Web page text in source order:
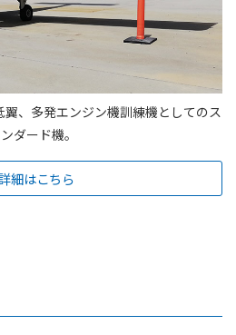
、多発エンジン機訓練機としてのス
ダード機。
細はこちら